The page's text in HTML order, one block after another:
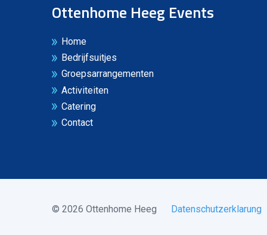
Ottenhome Heeg Events
Home
Bedrijfsuitjes
Groepsarrangementen
Activiteiten
Catering
Contact
© 2026 Ottenhome Heeg Datenschutzerklarung